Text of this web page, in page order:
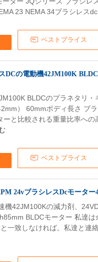
ベストプライス
23 NEMA 34ブラシレス
DCの電動機42JM100K
ベストプライス
BLDCのプラネタリ
） 60mmボディ長さ ブ
ーと比較される重量比率へ
24vブラシレスDcモータ
機42JM100Kの減力剤、
BLDCモーター 私達
一致しなければ。私達と連